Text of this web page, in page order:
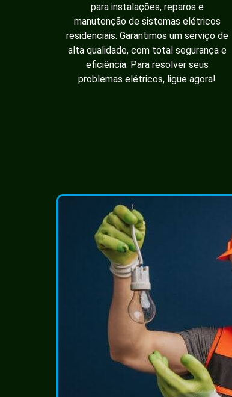
para instalações, reparos e
manutenção de sistemas elétricos
residenciais. Garantimos um serviço de
alta qualidade, com total segurança e
eficiência. Para resolver seus
problemas elétricos, ligue agora!